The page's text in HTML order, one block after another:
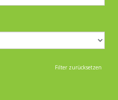
Filter zurücksetzen